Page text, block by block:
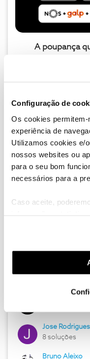
Configuração de
Os cookies
experiência de
Utilizamos cookies e/
nossos websites ou
para o seu bom
necessários para a
Caso aceite,
funcionalidades
funcionalidade) e
(cookies de
utilização dos
A poupança
Descubra as
Hall of
Jose Rodrigues
8 soluções
Bruno Aleixo